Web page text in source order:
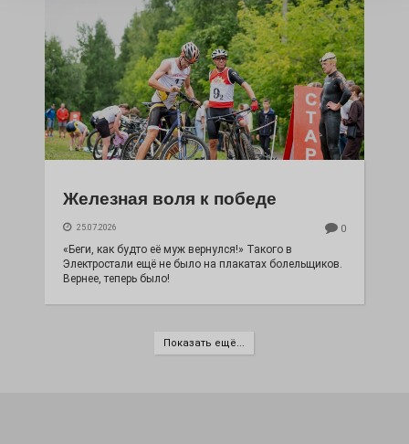
Железная воля к победе
25.07.2026 0
«Беги, как будто её муж вернулся!» Такого в
Электростали ещё не было на плакатах болельщиков.
Вернее, теперь было!
Показать ещё...